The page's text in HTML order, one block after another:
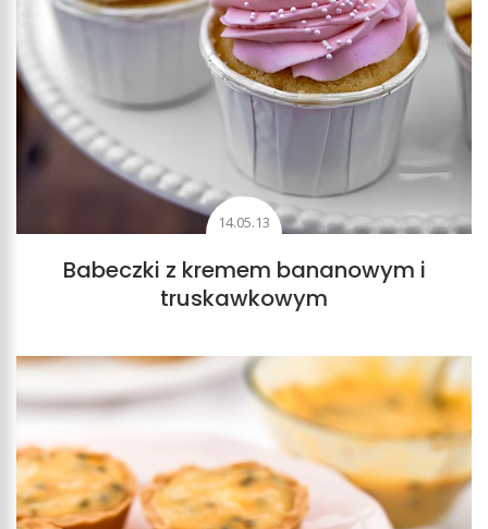
14.05.13
Babeczki z kremem bananowym i
truskawkowym